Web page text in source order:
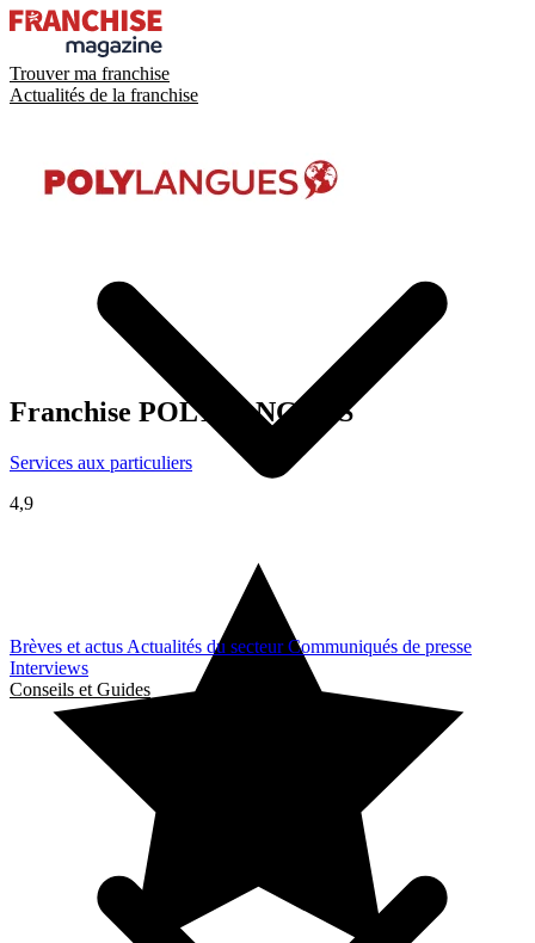
Trouver ma franchise
Actualités de la franchise
Brèves et actus Actualités du secteurCommuniqués de presse
Interviews
Conseils et Guides
Franchise POLYLANGUES
Services aux particuliers
4,9